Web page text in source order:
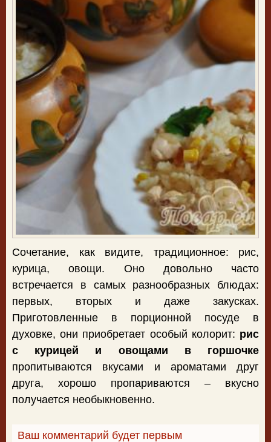
Сочетание, как видите, традиционное: рис,
курица, овощи. Оно довольно часто
встречается в самых разнообразных блюдах:
первых, вторых и даже закусках.
Приготовленные в порционной посуде в
духовке, они приобретает особый колорит: рис
с курицей и овощами в горшочке
пропитываются вкусами и ароматами друг
друга, хорошо пропариваются – вкусно
получается необыкновенно.
Ваш комментарий будет первым